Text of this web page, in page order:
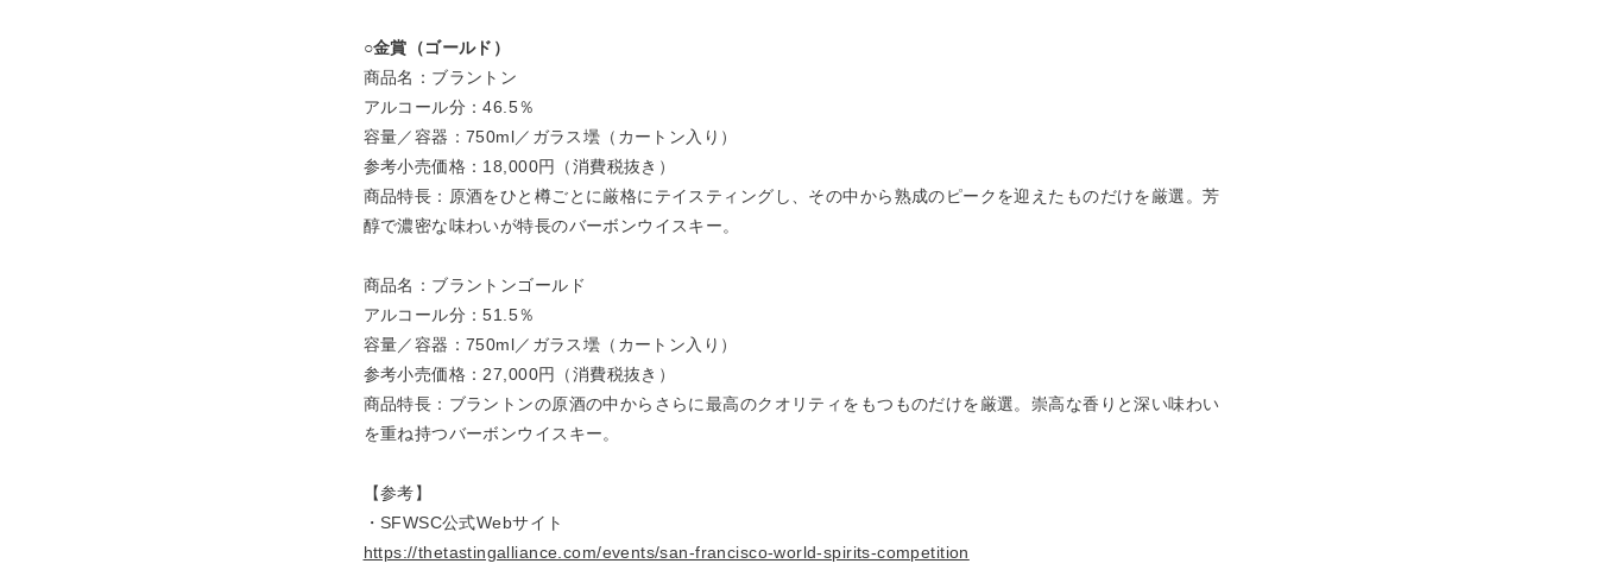
○金賞（ゴールド）
商品名：ブラントン
アルコール分：46.5％
容量／容器：750ml／ガラス壜（カートン入り）
参考小売価格：18,000円（消費税抜き）
商品特長：原酒をひと樽ごとに厳格にテイスティングし、その中から熟成のピークを迎えたものだけを厳選。芳
醇で濃密な味わいが特長のバーボンウイスキー。
商品名：ブラントンゴールド
アルコール分：51.5％
容量／容器：750ml／ガラス壜（カートン入り）
参考小売価格：27,000円（消費税抜き）
商品特長：ブラントンの原酒の中からさらに最高のクオリティをもつものだけを厳選。崇高な香りと深い味わい
を重ね持つバーボンウイスキー。
【参考】
・SFWSC公式Webサイト
https://thetastingalliance.com/events/san-francisco-world-spirits-competition